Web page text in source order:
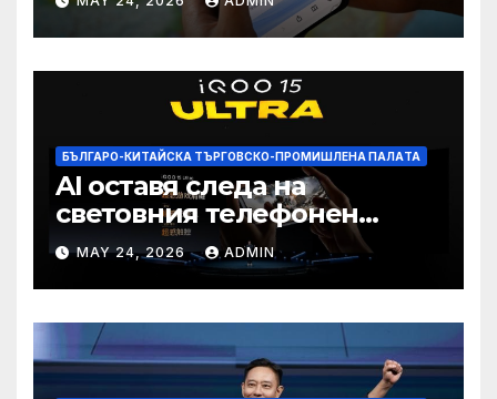
намаление на цената
БЪЛГАРО-КИТАЙСКА ТЪРГОВСКО-ПРОМИШЛЕНА ПАЛAТА
AI оставя следа на
световния телефонен
пазар
MAY 24, 2026 ADMIN